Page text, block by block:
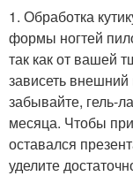
1. Обработка
формы ногтей
так как от вашей
зависеть внешний
забывайте, гель-
месяца. Чтобы
оставался
уделите